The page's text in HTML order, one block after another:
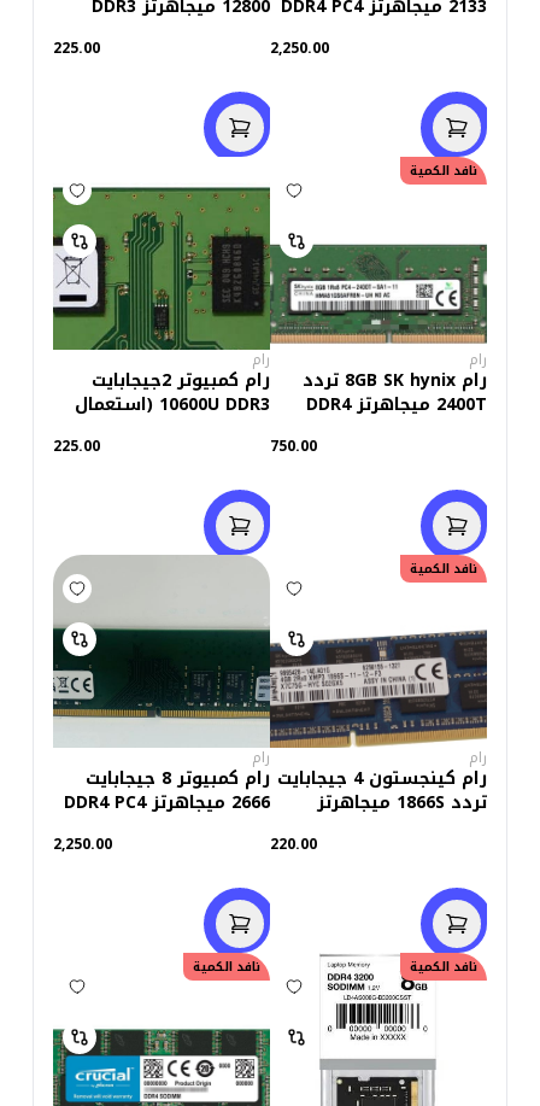
2,250.00
225.00
نافد الكمية
رام
رام 8GB SK hynix تردد
2400T ميجاهرتز DDR4
750.00
رام
رام كمبيوتر 2جيجابايت
10600U DDR3 (استعمال
225.00
نافد الكمية
رام
رام كينجستون 4 جيجابايت
تردد 1866S ميجاهرتز
220.00
رام
رام كمبيوتر 8 جيجابايت
2666 ميجاهرتز DDR4 PC4
2,250.00
نافد الكمية نافد الكمية